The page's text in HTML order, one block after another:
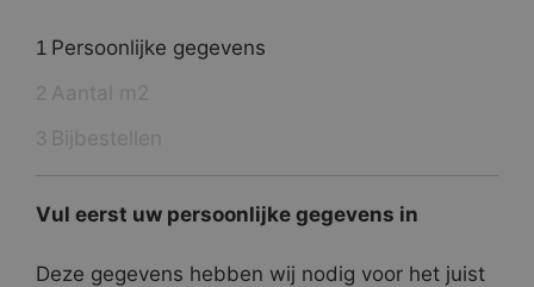
1 Persoonlijke gegevens
Vul eerst uw persoonlijke gegevens in
Deze gegevens hebben wij nodig voor het juist